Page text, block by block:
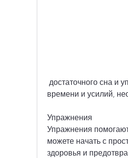
времени и усилий,
Упражнения
Упражнения
можете начать с
здоровья и